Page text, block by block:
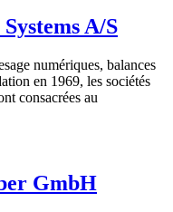
A/S
numériques, balances
en 1969, les sociétés
consacrées au
GmbH